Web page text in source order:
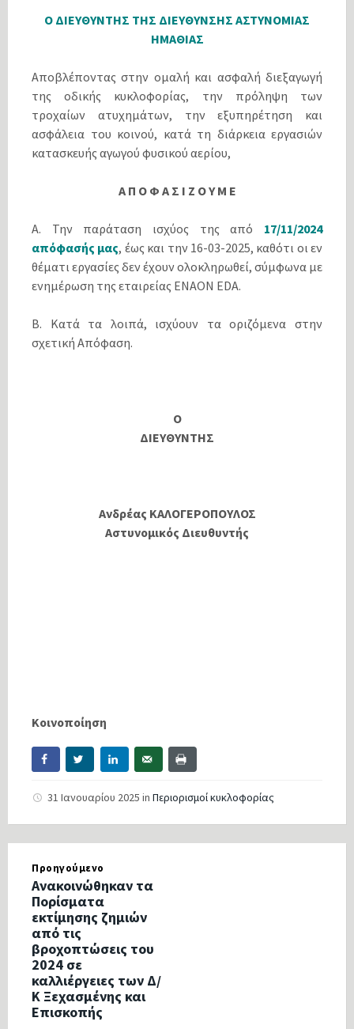
Ο ΔΙΕΥΘΥΝΤΗΣ ΤΗΣ ΔΙΕΥΘΥΝΣΗΣ ΑΣΤΥΝΟΜΙΑΣ
ΗΜΑΘΙΑΣ
Αποβλέποντας στην ομαλή και ασφαλή διεξαγωγή
της οδικής κυκλοφορίας, την πρόληψη των
τροχαίων ατυχημάτων, την εξυπηρέτηση και
ασφάλεια του κοινού, κατά τη διάρκεια εργασιών
κατασκευής αγωγού φυσικού αερίου,
Α Π Ο Φ Α Σ Ι Ζ Ο Υ Μ Ε
Α. Την παράταση ισχύος της από 17/11/2024
απόφασής μας, έως και την 16-03-2025, καθότι οι εν
θέματι εργασίες δεν έχουν ολοκληρωθεί, σύμφωνα με
ενημέρωση της εταιρείας ENAON EDA.
Β. Κατά τα λοιπά, ισχύουν τα οριζόμενα στην
σχετική Απόφαση.
Ο
ΔΙΕΥΘΥΝΤΗΣ
Ανδρέας ΚΑΛΟΓΕΡΟΠΟΥΛΟΣ
Αστυνομικός Διευθυντής
Κοινοποίηση
31 Ιανουαρίου 2025 in Περιορισμοί κυκλοφορίας
Προηγούμενο
Ανακοινώθηκαν τα
Πορίσματα
εκτίμησης ζημιών
από τις
βροχοπτώσεις του
2024 σε
καλλιέργειες των Δ/
Κ Ξεχασμένης και
Επισκοπής